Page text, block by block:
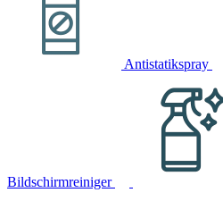
Antistatikspray
Bildschirmreiniger